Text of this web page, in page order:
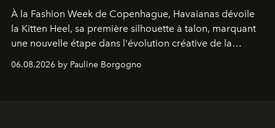
À la Fashion Week de Copenhague, Havaianas dévoile
la Kitten Heel, sa première silhouette à talon, marquant
une nouvelle étape dans l'évolution créative de la
06.08.2026 by Pauline Borgogno